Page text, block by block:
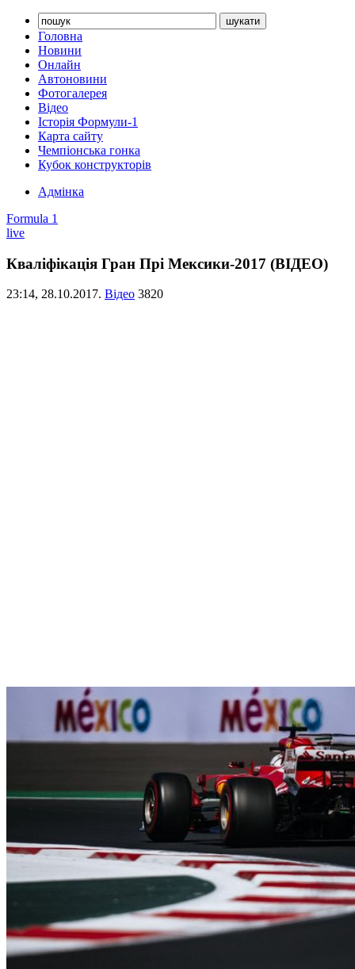
Головна
Новини
Онлайн
Автоновини
Фотогалерея
Відео
Історія Формули-1
Карта сайту
Чемпіонська гонка
Кубок конструкторів
Адмінка
Formula 1
live
Кваліфікація Гран Прі Мексики-2017 (ВІДЕО)
23:14, 28.10.2017. Відео 3820